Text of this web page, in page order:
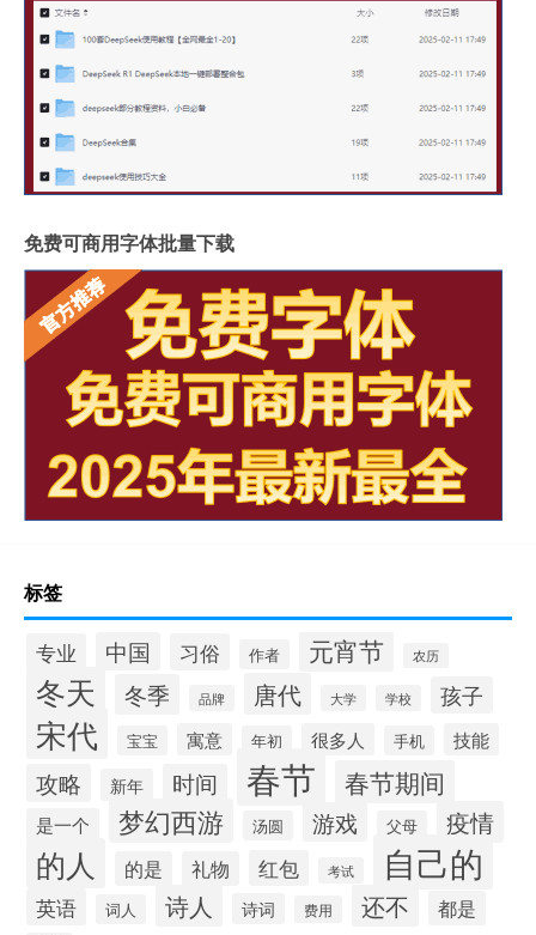
免费可商用字体批量下载
标签
专业 中国 习俗 作者 元宵节 农历
冬天 冬季 品牌 唐代 大学 学校 孩子
宋代 宝宝 寓意 年初 很多人 手机 技能
攻略 新年 时间 春节 春节期间
是一个 梦幻西游 汤圆 游戏 父母 疫情
的人 的是 礼物 红包 考试 自己的
英语 词人 诗人 诗词 费用 还不 都是